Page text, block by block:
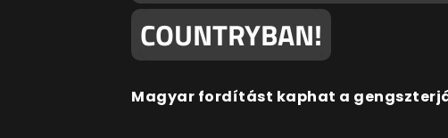
COUNTRYBAN!
Magyar fordítást kaphat a